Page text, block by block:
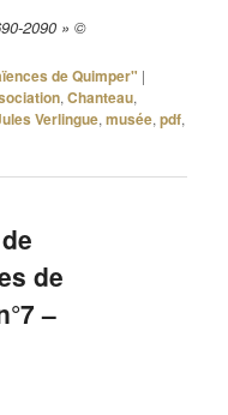
2090 » ©
de Quimper" |
,Chanteau,
Verlingue,musée,pdf,
de
–